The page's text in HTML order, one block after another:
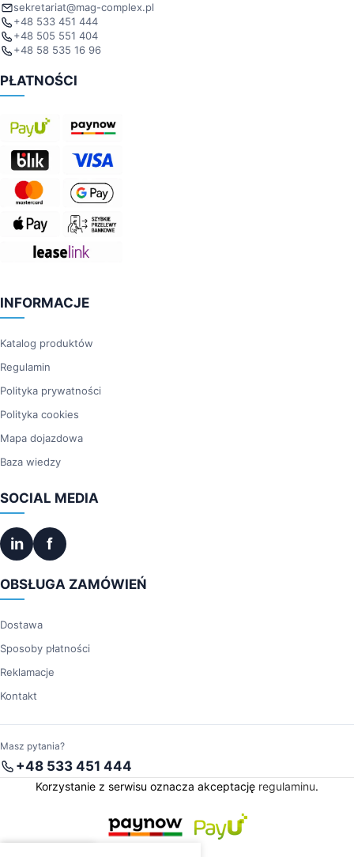
sekretariat@mag-complex.pl
+48 533 451 444
+48 505 551 404
+48 58 535 16 96
PŁATNOŚCI
INFORMACJE
Katalog produktów
Regulamin
Polityka prywatności
Polityka cookies
Mapa dojazdowa
Baza wiedzy
SOCIAL MEDIA
in f
OBSŁUGA ZAMÓWIEŃ
Dostawa
Sposoby płatności
Reklamacje
Kontakt
Masz pytania?
+48 533 451 444
Korzystanie z serwisu oznacza akceptację regulaminu.